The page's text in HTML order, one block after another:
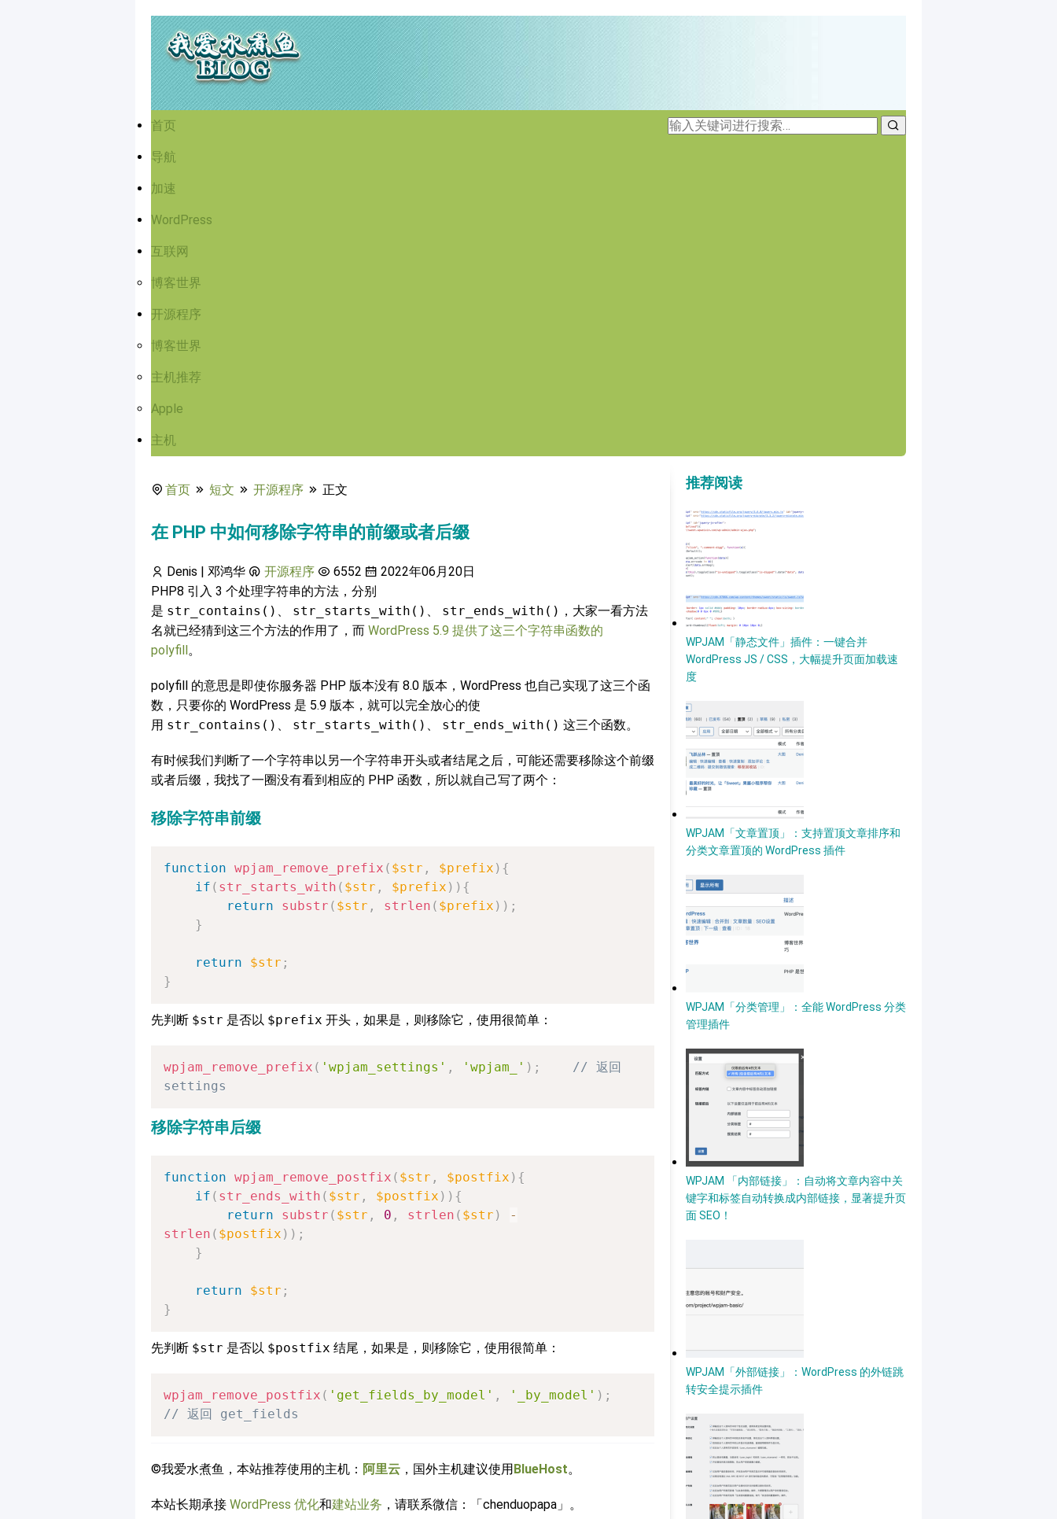
首页
导航
加速
WordPress
互联网
博客世界
开源程序
博客世界
主机推荐
Apple
主机
首页 短文 开源程序 正文
在 PHP 中如何移除字符串的前缀或者后缀
Denis | 邓鸿华 开源程序 6552
2022年06月20日
PHP8 引入 3 个处理字符串的方法，分别
是 str_contains() 、 str_starts_with() 、 str_ends_with() ，大家一看方法
名就已经猜到这三个方法的作用了，而 WordPress 5.9 提供了这三个字符串函数的
polyfill。
polyfill 的意思是即使你服务器 PHP 版本没有 8.0 版本，WordPress 也自己实现了这三个函
数，只要你的 WordPress 是 5.9 版本，就可以完全放心的使
用 str_contains() 、 str_starts_with() 、 str_ends_with() 这三个函数。
有时候我们判断了一个字符串以另一个字符串开头或者结尾之后，可能还需要移除这个前缀
或者后缀，我找了一圈没有看到相应的 PHP 函数，所以就自己写了两个：
移除字符串前缀
function wpjam_remove_prefix ( $str , $prefix ) {
if ( str_starts_with ( $str , $prefix ) ) {
return
substr ( $str , strlen ( $prefix ) ) ;
}
return $str ;
}
先判断 $str 是否以 $prefix 开头，如果是，则移除它，使用很简单：
wpjam_remove_prefix ( 'wpjam_settings' , 'wpjam_' ) ;
// 返回
settings
移除字符串后缀
function wpjam_remove_postfix ( $str , $postfix ) {
if ( str_ends_with ( $str , $postfix ) ) {
return
substr ( $str , 0 , strlen ( $str )
-
strlen ( $postfix ) ) ;
}
return $str ;
}
先判断 $str 是否以 $postfix 结尾，如果是，则移除它，使用很简单：
wpjam_remove_postfix ( 'get_fields_by_model' , '_by_model' ) ;
// 返回 get_fields
©我爱水煮鱼，本站推荐使用的主机： 阿里云 ，国外主机建议使用BlueHost。
本站长期承接 WordPress 优化和建站业务 ，请联系微信：「chenduopapa」。
推荐阅读
WPJAM「静态文件」插件：一键合并
WordPress JS / CSS，大幅提升页面加载速
度
WPJAM「文章置顶」：支持置顶文章排序和
分类文章置顶的 WordPress 插件
WPJAM「分类管理」：全能 WordPress 分类
管理插件
WPJAM 「内部链接」：自动将文章内容中关
键字和标签自动转换成内部链接，显著提升页
面 SEO！
WPJAM「外部链接」：WordPress 的外链跳
转安全提示插件